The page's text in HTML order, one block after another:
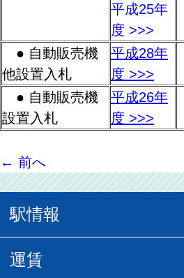
平成25年
度 >>>
● 自動販売機
他設置入札
平成28年
度 >>>
● 自動販売機
設置入札
平成26年
度 >>>
← 前へ
駅情報
駅情報
運賃